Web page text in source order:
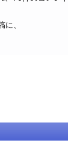
、